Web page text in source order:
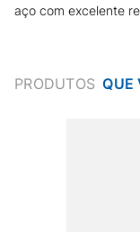
aço com excelente
PRODUTOS